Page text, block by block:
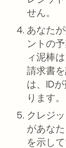
せん。
あなた
ントの
ィ泥棒
請求書
は、ID
ります。
クレジ
があな
を示し